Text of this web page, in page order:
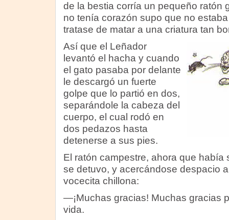
de la bestia corría un pequeño ratón
no tenía corazón supo que no
tratase de matar a una criatura tan
Así que el Leñador
levantó el hacha y cuando
el gato pasaba por delante
le descargó un fuerte
golpe que lo partió en dos,
separándole la cabeza del
cuerpo, el cual rodó en
dos pedazos hasta
detenerse a sus pies.
El ratón campestre, ahora que había
se detuvo, y acercándose despacio
vocecita chillona:
—¡Muchas gracias! Muchas gracias
vida.